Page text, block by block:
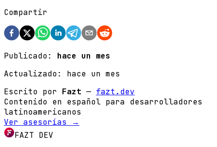
Compartir
Publicado:
hace un mes
Actualizado: hace un mes
Escrito por Fazt — fazt.dev
Contenido en español para desarrolladores
latinoamericanos
Ver asesorías →
FAZT DEV